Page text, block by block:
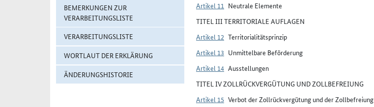
BEMERKUNGEN ZUR
VERARBEITUNGSLISTE
VERARBEITUNGSLISTE
WORTLAUT DER ERKLÄRUNG
ÄNDERUNGSHISTORIE
Artikel 11 Neutrale Elemente
TITEL III TERRITORIALE AUFLAGEN
Artikel 12 Territorialitätsprinzip
Artikel 13 Unmittelbare Beförderung
Artikel 14 Ausstellungen
TITEL IV ZOLLRÜCKVERGÜTUNG UND ZOLLBEFREIUNG
Artikel 15 Verbot der Zollrückvergütung und der Zollbefreiung